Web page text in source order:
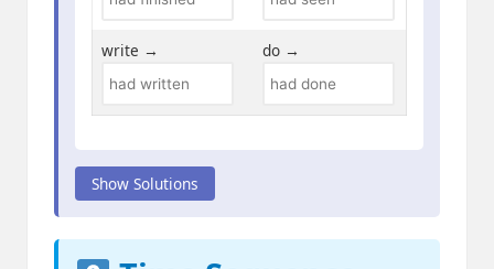
write → do →
Show Solutions